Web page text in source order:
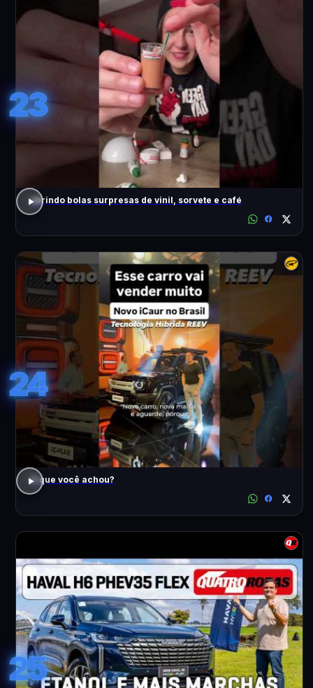
23
abrindo bolas surpresas de vinil, sorvete e café
24
O que você achou?
25